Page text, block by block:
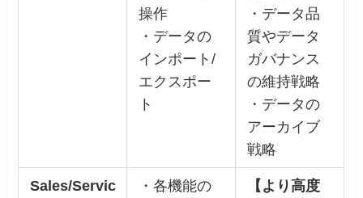
操作
・データの
インポート/
エクスポー
ト
・データ品
質やデータ
ガバナンス
の維持戦略
・データの
アーカイブ
戦略
Sales/Servic
・各機能の
【より高度